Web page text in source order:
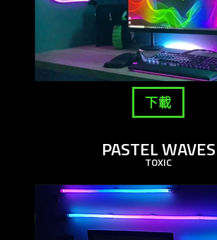
下載
PASTEL WAVES
TOXIC